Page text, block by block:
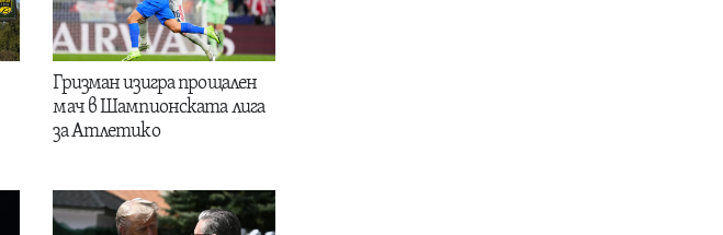
Гризман изигра прощален
мач в Шампионската лига
за Атлетико